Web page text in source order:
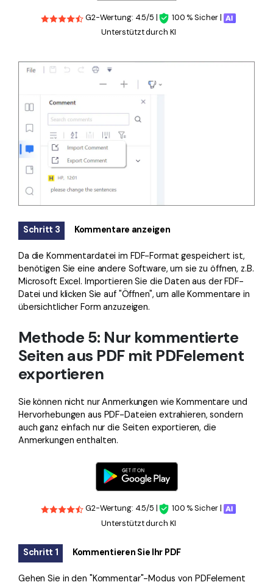
G2-Wertung: 4.5/5 |
100 % Sicher |
Unterstützt durch KI
Schritt 3 Kommentare anzeigen
Da die Kommentardatei im FDF-Format gespeichert ist,
benötigen Sie eine andere Software, um sie zu öffnen, z.B.
Microsoft Excel. Importieren Sie die Daten aus der FDF-
Datei und klicken Sie auf "Öffnen", um alle Kommentare in
übersichtlicher Form anzuzeigen.
Methode 5: Nur kommentierte
Seiten aus PDF mit PDFelement
exportieren
Sie können nicht nur Anmerkungen wie Kommentare und
Hervorhebungen aus PDF-Dateien extrahieren, sondern
auch ganz einfach nur die Seiten exportieren, die
Anmerkungen enthalten.
G2-Wertung: 4.5/5 |
100 % Sicher |
Unterstützt durch KI
Schritt 1 Kommentieren Sie Ihr PDF
Gehen Sie in den "Kommentar"-Modus von PDFelement